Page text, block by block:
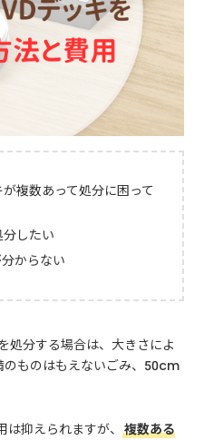
複数あって処分に困って
したい
からない
処分する場合は、大きさによ
ものはもえないごみ、50cm
は抑えられますが、複数ある